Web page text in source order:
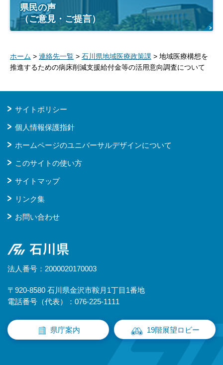
県民の声
（ご意見・ご提言）
ホーム > 連絡先一覧 > 石川県地域医療政策課 > 地域医療構想を
推進するための病床削減支援給付金等の活用意向調査について
サイトポリシー
個人情報保護指針
ホームページのユニバーサルデザインについて
このサイトの使い方
サイトマップ
リンク集
お問い合わせ
石川県
法人番号：2000020170003
〒920-8580 石川県金沢市鞍月1丁目1番地
電話番号（代表）：076-225-1111
県庁案内 19階展望ロビー